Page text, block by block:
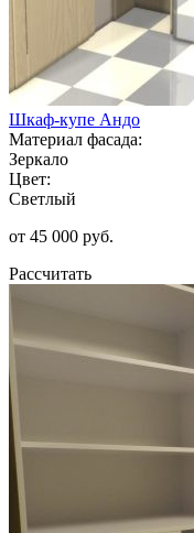
Шкаф-купе Андо
Материал фасада:
Зеркало
Цвет:
Светлый
от 45 000 руб.
Рассчитать